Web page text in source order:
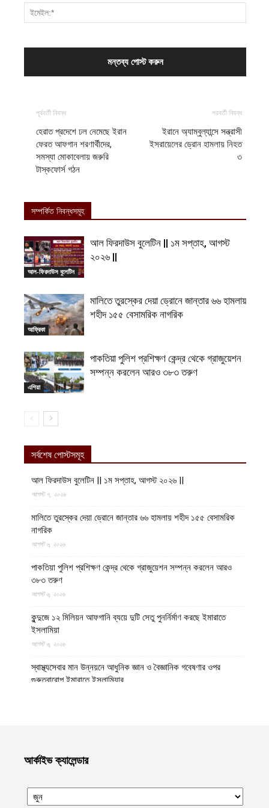
পূর্ববর্তী নিবন্ধ
হেরাত প্রদেশে ঢল নেমেছে ইরান
ফেরত আফগান শরণার্থীদের,
সমস্যা মোকাবেলায় জরুরি
টাস্কফোর্স গঠন
পরবর্তী নিবন্ধ
ইরানে অ্যাম্বুল্যান্সে সন্ত্রাসী
ইসরায়েলের ড্রোন হামলায় নিহত
৩
সম্পর্কিত নিবন্ধসমূহ
আল-ফিরদাউস বুলেটিন
আল ফিরদাউস বুলেটিন || ১ম সপ্তাহ, আগস্ট
২০২৬ ||
আফ্রিকা
মালিতে তুরস্কের দেয়া ড্রোনে জান্তার ৬৬ হামলায়
শহীদ ১৫৫ বেসামরিক নাগরিক
এশিয়া
পাকতিয়া পুলিশ প্রশিক্ষণ কেন্দ্র থেকে গ্রাজুয়েশন
সম্পন্ন করলেন আরও ৩৮৩ তরুণ
সর্বশেষ পোস্টসমূহ
আল ফিরদাউস বুলেটিন || ১ম সপ্তাহ, আগস্ট ২০২৬ ||
আগস্ট ৭, ২০২৬
মালিতে তুরস্কের দেয়া ড্রোনে জান্তার ৬৬ হামলায় শহীদ ১৫৫ বেসামরিক
নাগরিক
আগস্ট ৬, ২০২৬
পাকতিয়া পুলিশ প্রশিক্ষণ কেন্দ্র থেকে গ্রাজুয়েশন সম্পন্ন করলেন আরও
৩৮৩ তরুণ
আগস্ট ৬, ২০২৬
কুন্দুজে ১২ মিলিয়ন আফগানি ব্যয়ে দুটি সেতু পুনর্নির্মাণ করছে ইমারাতে
ইসলামিয়া
আগস্ট ৬, ২০২৬
স্বাস্থ্যসেবার মান উন্নয়নে আধুনিক জ্ঞান ও বৈজ্ঞানিক গবেষণার ওপর
গুরুত্বারোপ ইমারাতে ইসলামিয়ার
ভিডিও || আফগানিস্তানের কুনার প্রদেশে গত বছরের ভূমিকম্পে ক্ষতিগ্রস্ত
ইসলামিয়া
আগস্ট ৬, ২০২৬
আর্কাইভ ক্যালেন্ডার